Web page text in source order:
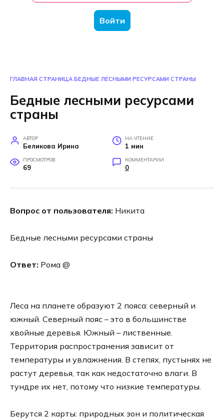
Войти
ГЛАВНАЯ СТРАНИЦА БЕДНЫЕ ЛЕСНЫМИ РЕСУРСАМИ СТРАНЫ
Бедные лесными ресурсами
страны
АВТОР
Беликова Ирина
НА ЧТЕНИЕ
1 мин
ПРОСМОТРОВ
69
КОММЕНТАРИИ
0
Вопрос от пользователя: Никита
Бедные лесными ресурсами страны
Ответ: Рома @
Леса на планете образуют 2 пояса: северный и
южный. Северный пояс – это в большинстве
хвойные деревья. Южный – лиственные.
Территория распространения зависит от
температуры и увлажнения. В степях, пустынях не
растут деревья, так как недостаточно влаги. В
тундре их нет, потому что низкие температуры.
Берутся 2 карты: природных зон и политическая